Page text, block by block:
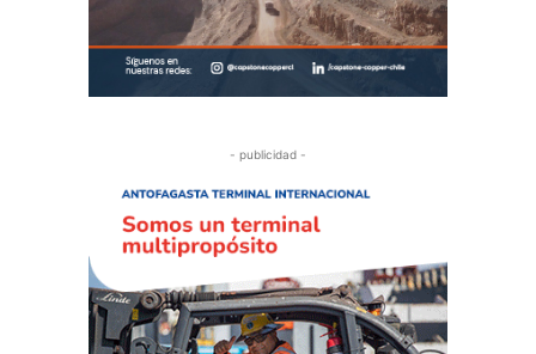
- publicidad -